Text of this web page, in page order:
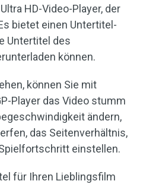
HD-Video-Player, der
bietet einen Untertitel-
Untertitel des
können.
können Sie mit
Player das Video stumm
ändern,
das Seitenverhältnis,
einstellen.
für Ihren Lieblingsfilm